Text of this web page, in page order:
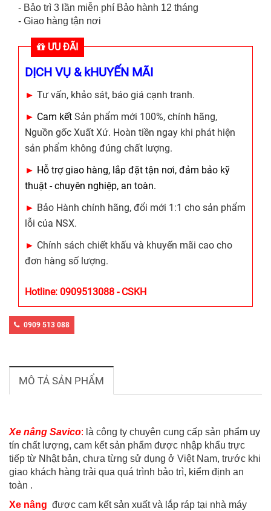
- Bảo trì 3 lần miễn phí Bảo hành 12 tháng
- Giao hàng tận nơi
ƯU ĐÃI
DỊCH VỤ & kHUYẾN MÃI
► Tư vấn, khảo sát, báo giá cạnh tranh.
► Cam kết Sản phẩm mới 100%, chính hãng,
Nguồn gốc Xuất Xứ. Hoàn tiền ngay khi phát hiện
sản phẩm không đúng chất lượng.
► Hỗ trợ giao hàng, lắp đặt tận nơi, đảm bảo kỹ
thuật - chuyên nghiệp, an toàn.
► Bảo Hành chính hãng, đổi mới 1:1 cho sản phẩm
lỗi của NSX.
► Chính sách chiết khấu và khuyến mãi cao cho
đơn hàng số lượng.
Hotline: 0909513088 - CSKH
0909 513 088
MÔ TẢ SẢN PHẨM
Xe nâng Savico: là công ty chuyên cung cấp sản phẩm uy
tín chất lượng, cam kết sản phẩm được nhập khẩu trực
tiếp từ Nhật bản, chưa từng sử dụng ở Việt Nam, trước khi
giao khách hàng trải qua quá trình bảo trì, kiểm định an
toàn .
Xe nâng được cam kết sản xuất và lắp ráp tại nhà máy